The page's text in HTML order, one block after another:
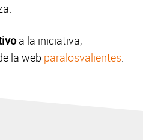
a la iniciativa,
la web paralosvalientes.